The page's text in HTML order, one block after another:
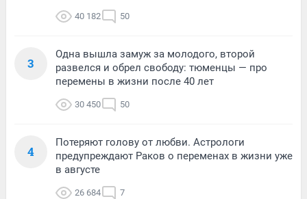
40 182 50
3
Одна вышла замуж за молодого, второй
развелся и обрел свободу: тюменцы — про
перемены в жизни после 40 лет
30 450 50
4
Потеряют голову от любви. Астрологи
предупреждают Раков о переменах в жизни уже
в августе
26 684 7